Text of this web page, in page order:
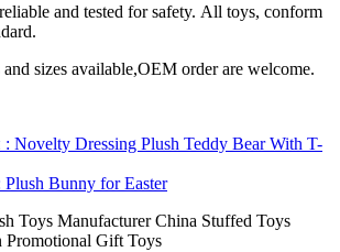
and tested for safety. All toys, conform
sizes available,OEM order are welcome.
: Novelty Dressing Plush Teddy Bear With T-
Plush Bunny for Easter